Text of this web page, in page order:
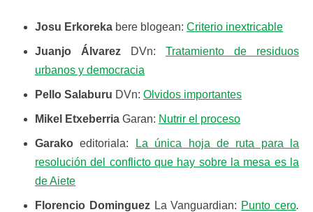
Josu Erkoreka bere blogean: Criterio inextricable
Juanjo Álvarez DVn: Tratamiento de residuos
urbanos y democracia
Pello Salaburu DVn: Olvidos importantes
Mikel Etxeberria Garan: Nutrir el proceso
Garako editoriala:
La única hoja de ruta para la
resolución del conflicto que hay sobre la mesa es la
de Aiete
Florencio DominguezLa Vanguardian: Punto cero.